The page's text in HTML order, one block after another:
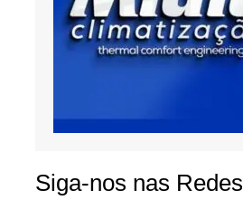
Siga-nos nas Redes